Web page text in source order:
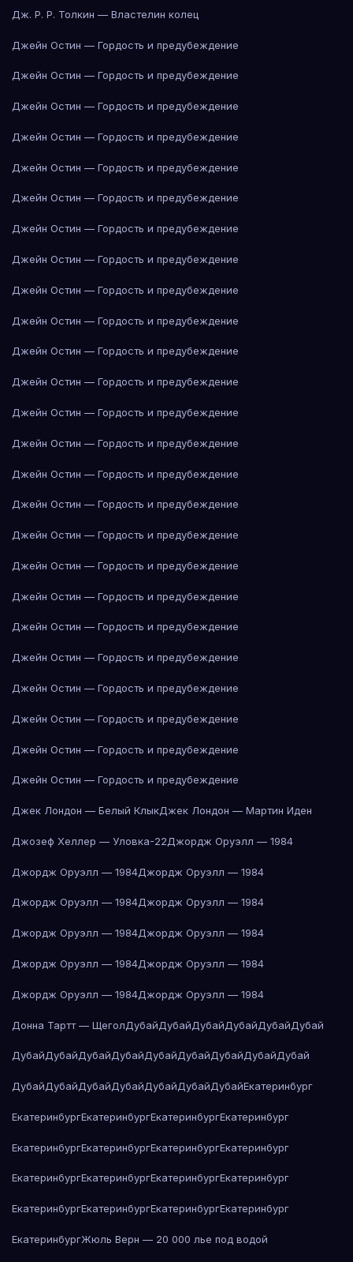
Дж. Р. Р. Толкин — Властелин колец
Джейн Остин — Гордость и предубеждение
Джейн Остин — Гордость и предубеждение
Джейн Остин — Гордость и предубеждение
Джейн Остин — Гордость и предубеждение
Джейн Остин — Гордость и предубеждение
Джейн Остин — Гордость и предубеждение
Джейн Остин — Гордость и предубеждение
Джейн Остин — Гордость и предубеждение
Джейн Остин — Гордость и предубеждение
Джейн Остин — Гордость и предубеждение
Джейн Остин — Гордость и предубеждение
Джейн Остин — Гордость и предубеждение
Джейн Остин — Гордость и предубеждение
Джейн Остин — Гордость и предубеждение
Джейн Остин — Гордость и предубеждение
Джейн Остин — Гордость и предубеждение
Джейн Остин — Гордость и предубеждение
Джейн Остин — Гордость и предубеждение
Джейн Остин — Гордость и предубеждение
Джейн Остин — Гордость и предубеждение
Джейн Остин — Гордость и предубеждение
Джейн Остин — Гордость и предубеждение
Джейн Остин — Гордость и предубеждение
Джейн Остин — Гордость и предубеждение
Джейн Остин — Гордость и предубеждение
Джек Лондон — Белый КлыкДжек Лондон — Мартин Иден
Джозеф Хеллер — Уловка-22Джордж Оруэлл — 1984
Джордж Оруэлл — 1984Джордж Оруэлл — 1984
Джордж Оруэлл — 1984Джордж Оруэлл — 1984
Джордж Оруэлл — 1984Джордж Оруэлл — 1984
Джордж Оруэлл — 1984Джордж Оруэлл — 1984
Джордж Оруэлл — 1984Джордж Оруэлл — 1984
Донна Тартт — ЩеголДубайДубайДубайДубайДубайДубай
ДубайДубайДубайДубайДубайДубайДубайДубайДубай
ДубайДубайДубайДубайДубайДубайДубайЕкатеринбург
ЕкатеринбургЕкатеринбургЕкатеринбургЕкатеринбург
ЕкатеринбургЕкатеринбургЕкатеринбургЕкатеринбург
ЕкатеринбургЕкатеринбургЕкатеринбургЕкатеринбург
ЕкатеринбургЕкатеринбургЕкатеринбургЕкатеринбург
ЕкатеринбургЖюль Верн — 20 000 лье под водой